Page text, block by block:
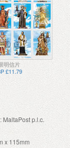
明信片
£11.79
MaltaPost p.l.c.
x 115mm